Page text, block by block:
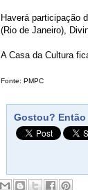
Haverá participação
(Rio de Janeiro),
A Casa da Cultura
Fonte: PMPC
Gostou?